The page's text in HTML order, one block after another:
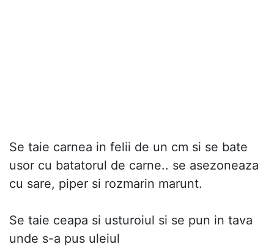
Se taie carnea in felii de un cm si se bate
usor cu batatorul de carne.. se asezoneaza
cu sare, piper si rozmarin marunt.
Se taie ceapa si usturoiul si se pun in tava
unde s-a pus uleiul